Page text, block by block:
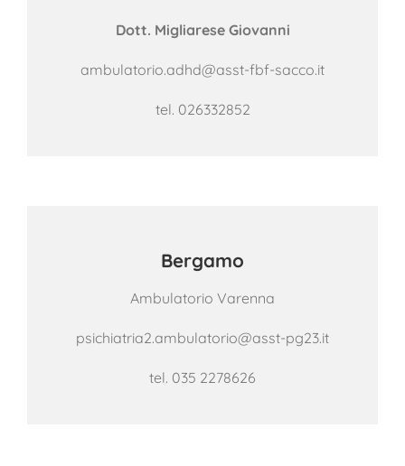
Dott. Migliarese Giovanni
ambulatorio.adhd@asst-fbf-sacco.it
tel. 026332852
Bergamo
Ambulatorio Varenna
psichiatria2.ambulatorio@asst-pg23.it
tel. 035 2278626